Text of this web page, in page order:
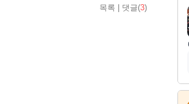
목록 댓글(3)